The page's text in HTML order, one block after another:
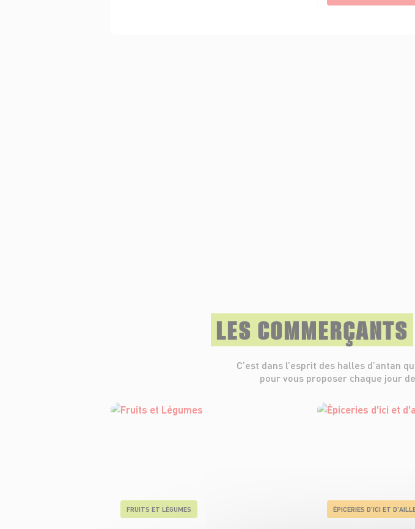
LES COMMERÇANTS
C’est dans l’esprit des halles d’antan
pour vous proposer chaque jour
FRUITS ET LÉGUMES ÉPICERIES D'ICI ET